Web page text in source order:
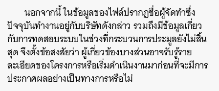
นอกจากนี้ ในข้อมูลของไฟล์ปรากฏชื่อผู้จัดทำซึ่ง
ปัจจุบันทำงานอยู่กับบริษัทดังกล่าว รวมถึงมีข้อมูลเกี่ยว
กับการทดสอบระบบในช่วงที่กระบวนการประมูลยังไม่สิ้น
สุด จึงตั้งข้อสงสัยว่า ผู้เกี่ยวข้องบางส่วนอาจรับรู้ราย
ละเอียดของโครงการหรือเริ่มดำเนินงานมาก่อนที่จะมีการ
ประกาศผลอย่างเป็นทางการหรือไม่